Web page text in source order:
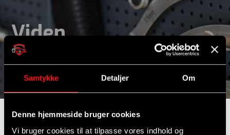
Samtykke Detaljer Om
Denne hjemmeside bruger cookies
Vi bruger cookies til at tilpasse vores indhold og
Viden
Kontakt os